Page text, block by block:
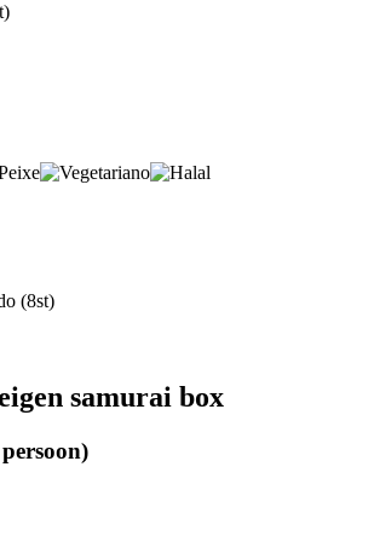
(8st)
samurai box